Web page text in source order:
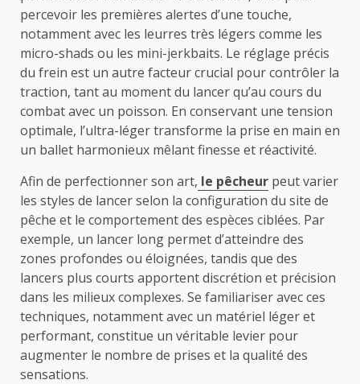
percevoir les premières alertes d’une touche,
notamment avec les leurres très légers comme les
micro-shads ou les mini-jerkbaits. Le réglage précis
du frein est un autre facteur crucial pour contrôler la
traction, tant au moment du lancer qu’au cours du
combat avec un poisson. En conservant une tension
optimale, l’ultra-léger transforme la prise en main en
un ballet harmonieux mêlant finesse et réactivité.
Afin de perfectionner son art, le pêcheur peut varier
les styles de lancer selon la configuration du site de
pêche et le comportement des espèces ciblées. Par
exemple, un lancer long permet d’atteindre des
zones profondes ou éloignées, tandis que des
lancers plus courts apportent discrétion et précision
dans les milieux complexes. Se familiariser avec ces
techniques, notamment avec un matériel léger et
performant, constitue un véritable levier pour
augmenter le nombre de prises et la qualité des
sensations.